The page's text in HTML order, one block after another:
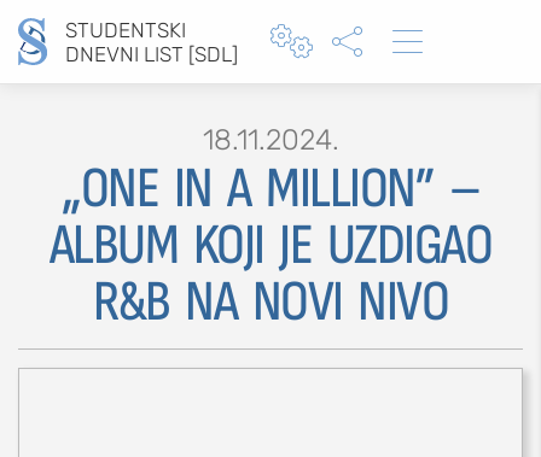
STUDENTSKI
DNEVNI LIST [SDL]
  
Type 2 or more characters for results.
MOJ SDL
prijava
18.11.2024.
„ONE IN A MILLION” –
ALBUM KOJI JE UZDIGAO
R&B NA NOVI NIVO